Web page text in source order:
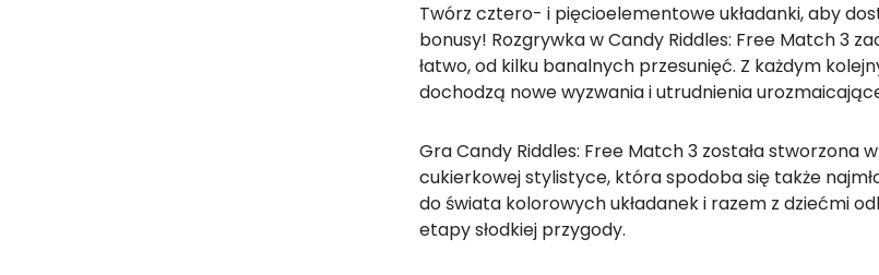
Twórz cztero- i pięcioelementowe układanki, aby
bonusy! Rozgrywka w Candy Riddles: Free Match 3
łatwo, od kilku banalnych przesunięć. Z każdym
dochodzą nowe wyzwania i utrudnienia
Gra Candy Riddles: Free Match 3 została stworzona
cukierkowej stylistyce, która spodoba się także
do świata kolorowych układanek i razem z dziećmi
etapy słodkiej przygody.